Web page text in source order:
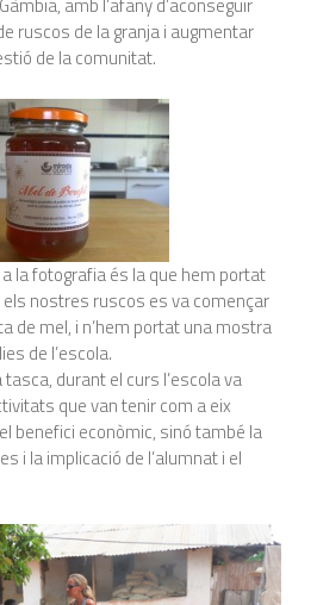
ruscos de la granja i augmentar
de la comunitat.
la fotografia és la que hem portat
els nostres ruscos es va començar
de mel, i n’hem portat una mostra
de l’escola.
durant el curs l’escola va
que van tenir com a eix
benefici econòmic, sinó també la
i la implicació de l’alumnat i el